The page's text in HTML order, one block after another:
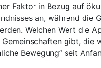
Faktor in Bezug auf
an, während
Welchen Wert die
gibt, die
Bewegung” seit